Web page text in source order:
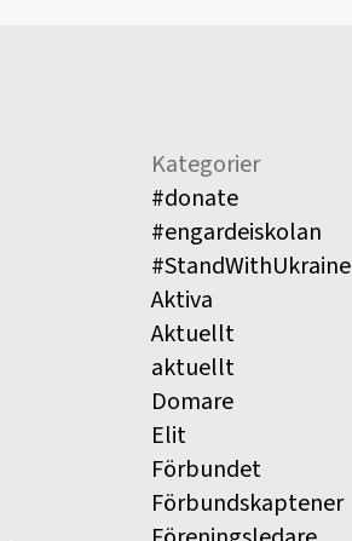
Kategorier
#donate
#engardeiskolan
#StandWithUkraine
Aktiva
Aktuellt
aktuellt
Domare
Elit
Förbundet
Förbundskaptener